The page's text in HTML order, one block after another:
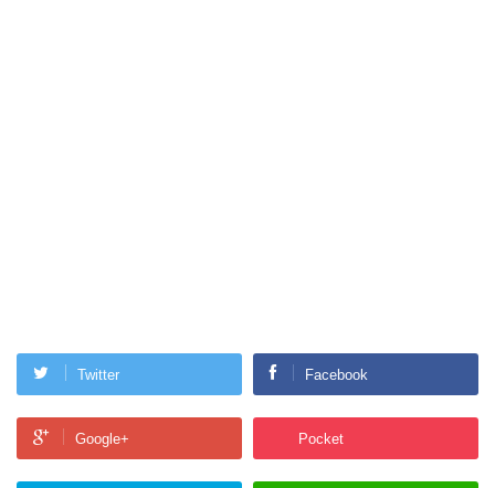
Twitter Facebook
Google+ Pocket